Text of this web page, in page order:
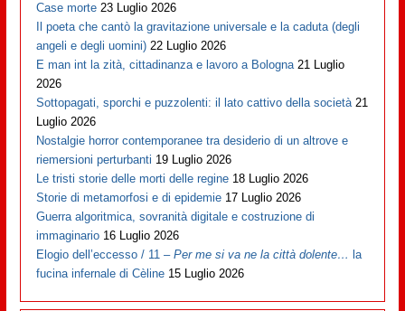
Case morte 23 Luglio 2026
Il poeta che cantò la gravitazione universale e la caduta (degli
angeli e degli uomini) 22 Luglio 2026
E man int la zità, cittadinanza e lavoro a Bologna 21 Luglio
2026
Sottopagati, sporchi e puzzolenti: il lato cattivo della società 21
Luglio 2026
Nostalgie horror contemporanee tra desiderio di un altrove e
riemersioni perturbanti 19 Luglio 2026
Le tristi storie delle morti delle regine 18 Luglio 2026
Storie di metamorfosi e di epidemie 17 Luglio 2026
Guerra algoritmica, sovranità digitale e costruzione di
immaginario 16 Luglio 2026
Elogio dell’eccesso / 11 –Per me si va ne la città dolente… la
fucina infernale di Cèline 15 Luglio 2026